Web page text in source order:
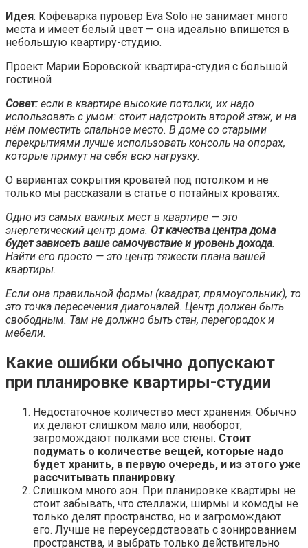
Идея: Кофеварка пуровер Eva Solo не занимает много
места и имеет белый цвет — она идеально впишется в
небольшую квартиру-студию.
Проект Марии Боровской: квартира-студия с большой
гостиной
Совет: если в квартире высокие потолки, их надо
использовать с умом: стоит надстроить второй этаж, и на
нём поместить спальное место. В доме со старыми
перекрытиями лучше использовать консоль на опорах,
которые примут на себя всю нагрузку.
О вариантах сокрытия кроватей под потолком и не
только мы рассказали в статье о потайных кроватях.
Одно из самых важных мест в квартире — это
энергетический центр дома. От качества центра дома
будет зависеть ваше самочувствие и уровень дохода.
Найти его просто — это центр тяжести плана вашей
квартиры.
Если она правильной формы (квадрат, прямоугольник), то
это точка пересечения диагоналей. Центр должен быть
свободным. Там не должно быть стен, перегородок и
мебели.
Какие ошибки обычно допускают
при планировке квартиры-студии
Недостаточное количество мест хранения. Обычно
их делают слишком мало или, наоборот,
загромождают полками все стены. Стоит
подумать о количестве вещей, которые надо
будет хранить, в первую очередь, и из этого уже
рассчитывать планировку.
Слишком много зон. При планировке квартиры не
стоит забывать, что стеллажи, ширмы и комоды не
только делят пространство, но и загромождают
его. Лучше не переусердствовать с зонированием
пространства, и выбрать только действительно